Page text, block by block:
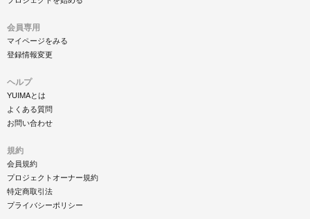
会員専用
マイページをみる
登録情報変更
ヘルプ
YUIMAとは
よくある質問
お問い合わせ
規約
会員規約
プロジェクトオーナー規約
特定商取引法
プライバシーポリシー